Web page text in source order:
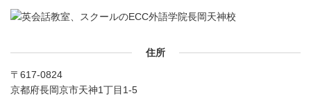
住所
〒617-0824
京都府長岡京市天神1丁目1-5